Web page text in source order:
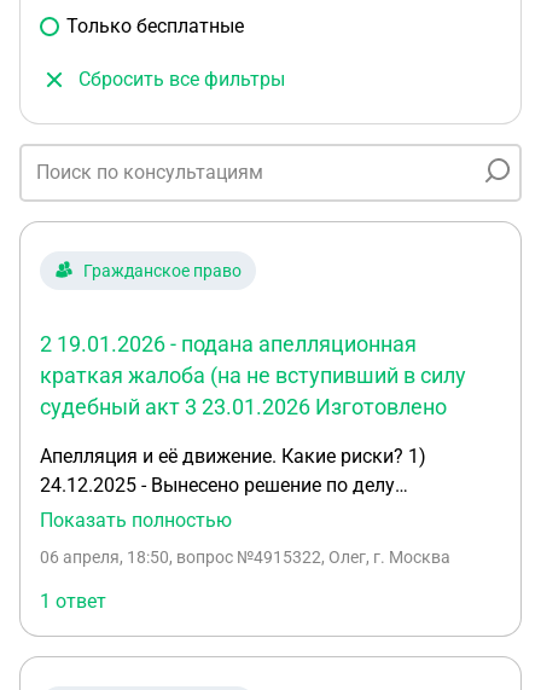
Только бесплатные
Сбросить все фильтры
Гражданское право
2 19.01.2026 - подана апелляционная
краткая жалоба (на не вступивший в силу
судебный акт 3 23.01.2026 Изготовлено
Апелляция и её движение. Какие риски? 1)
24.12.2025 - Вынесено решение по делу
Гражданский иск (ДубльДолина). 2) 19.01.2026 -
вступивший в силу судебный акт) 3) 23.01.2026
Изготовлено мотивированное решение в
окончательной форме 4) 16.03.2026 -
Мотивированное решение получено в канцелярии
Показать полностью
06 апреля, 18:50, вопрос №4915322, Олег, г. Москва
1 ответ